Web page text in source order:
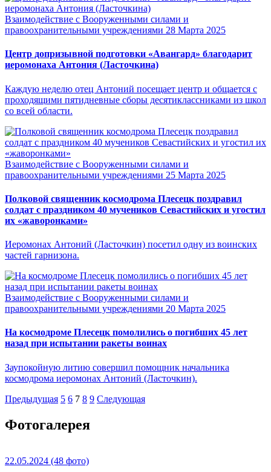
Взаимодействие с Вооруженными силами и
правоохранительными учреждениями 28 Марта 2025
Центр допризывной подготовки «Авангард» благодарит
иеромонаха Антония (Ласточкина)
Каждую неделю отец Антоний посещает центр и общается с
проходящими пятидневные сборы десятиклассниками из школ
со всей области.
Взаимодействие с Вооруженными силами и
правоохранительными учреждениями 25 Марта 2025
Полковой священник космодрома Плесецк поздравил
солдат с праздником 40 мучеников Севастийских и угостил
их «жаворонками»
Иеромонах Антоний (Ласточкин) посетил одну из воинских
частей гарнизона.
Взаимодействие с Вооруженными силами и
правоохранительными учреждениями 20 Марта 2025
На космодроме Плесецк помолились о погибших 45 лет
назад при испытании ракеты воинах
Заупокойную литию совершил помощник начальника
космодрома иеромонах Антоний (Ласточкин).
Предыдущая 5 6 7 8 9 Следующая
Фотогалерея
22.05.2024 (48 фото)